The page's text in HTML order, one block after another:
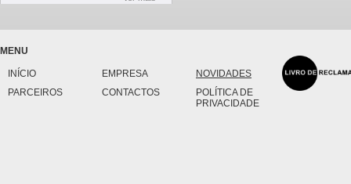
MENU
INÍCIO EMPRESA
NOVIDADES
PARCEIROS
CONTACTOS
POLÍTICA DE
PRIVACIDADE